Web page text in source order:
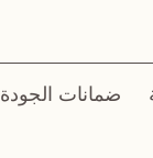
ضمانات الجودة